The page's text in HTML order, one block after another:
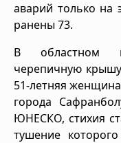
аварий только на
ранены 73.
В областном
черепичную
51-летняя
города
ЮНЕСКО, стихия
тушение